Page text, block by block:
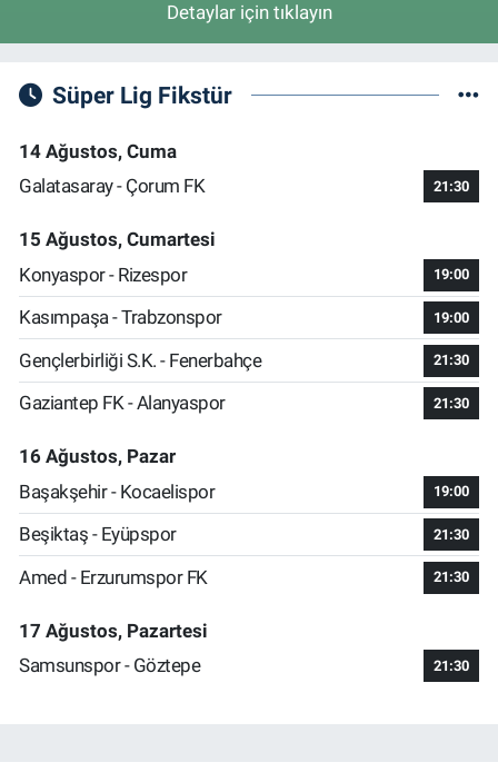
Detaylar için tıklayın
Süper Lig Fikstür
14 Ağustos, Cuma
Galatasaray - Çorum FK
21:30
15 Ağustos, Cumartesi
Konyaspor - Rizespor
19:00
Kasımpaşa - Trabzonspor 19:00
Gençlerbirliği S.K. - Fenerbahçe 21:30
Gaziantep FK - Alanyaspor 21:30
16 Ağustos, Pazar
Başakşehir - Kocaelispor
19:00
Beşiktaş - Eyüpspor 21:30
Amed - Erzurumspor FK 21:30
17 Ağustos, Pazartesi
Samsunspor - Göztepe
21:30